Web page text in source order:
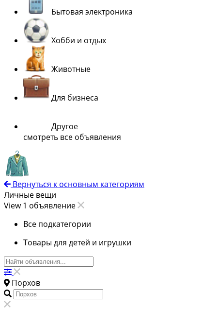
Бытовая электроника
Хобби и отдых
Животные
Для бизнеса
Другое
смотреть все объявления
Вернуться к основным категориям
Личные вещи
View 1 объявление
Все подкатегории
Товары для детей и игрушки
Порхов